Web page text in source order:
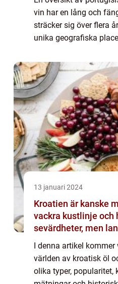
vin har en lång och
sträcker sig över flera
unika geografiska
producera några av
spännan...
13 januari 2024
Kroatien är kanske
vackra kustlinje och
sevärdheter, men
växande ölkultur
I denna artikel
världen av kroatisk öl
olika typer, popularitet,